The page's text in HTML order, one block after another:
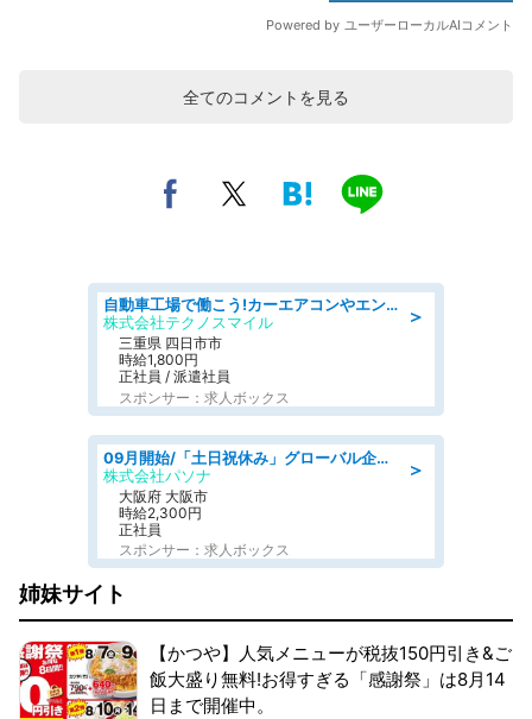
全てのコメントを見る
＞
自動車工場で働こう!カーエアコンやエンジンの製造・加工業務/寮完備 denso aichi
株式会社テクノスマイル
三重県 四日市市
時給1,800円
正社員 / 派遣社員
スポンサー：求人ボックス
＞
09月開始/「土日祝休み」グローバル企業での産業保健のお仕事/保健師/高時給/残業なし/服装自由
株式会社パソナ
大阪府 大阪市
時給2,300円
正社員
スポンサー：求人ボックス
姉妹サイト
【かつや】人気メニューが税抜150円引き&ご
飯大盛り無料!お得すぎる「感謝祭」は8月14
日まで開催中。